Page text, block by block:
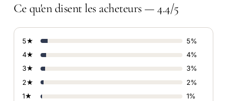
Ce qu'en disent les acheteurs — 4.4/5
5★
5%
4★
4%
3★
3%
2★
2%
1★
1%